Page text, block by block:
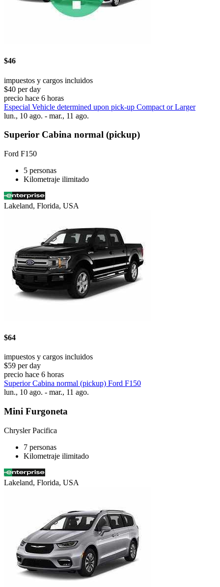
$46
impuestos y cargos incluidos
$40 per day
precio hace 6 horas
Especial Vehicle determined upon pick-up Compact or Larger
lun., 10 ago. - mar., 11 ago.
Superior Cabina normal (pickup)
Ford F150
5 personas
Kilometraje ilimitado
Lakeland, Florida, USA
$64
impuestos y cargos incluidos
$59 per day
precio hace 6 horas
Superior Cabina normal (pickup) Ford F150
lun., 10 ago. - mar., 11 ago.
Mini Furgoneta
Chrysler Pacifica
7 personas
Kilometraje ilimitado
Lakeland, Florida, USA